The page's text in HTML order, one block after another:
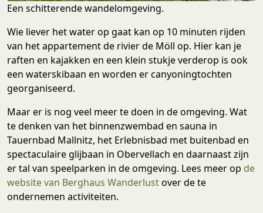
Een schitterende wandelomgeving.
Wie liever het water op gaat kan op 10 minuten rijden
van het appartement de rivier de Möll op. Hier kan je
raften en kajakken en een klein stukje verderop is ook
een waterskibaan en worden er canyoningtochten
georganiseerd.
Maar er is nog veel meer te doen in de omgeving. Wat
te denken van het binnenzwembad en sauna in
Tauernbad Mallnitz, het Erlebnisbad met buitenbad en
spectaculaire glijbaan in Obervellach en daarnaast zijn
er tal van speelparken in de omgeving. Lees meer op de
website van Berghaus Wanderlustover de te
ondernemen activiteiten.